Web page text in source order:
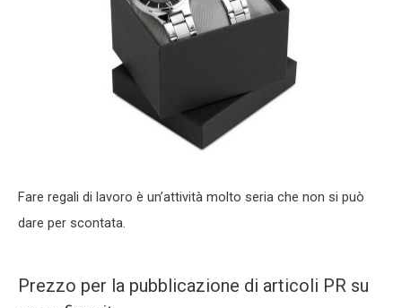
Fare regali di lavoro è un’attività molto seria che non si può
dare per scontata.
Prezzo per la pubblicazione di articoli PR su